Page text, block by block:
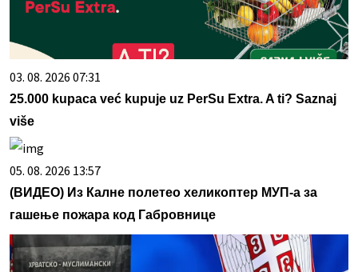
03. 08. 2026 07:31
25.000 kupaca već kupuje uz PerSu Extra. A ti? Saznaj
više
05. 08. 2026 13:57
(ВИДЕО) Из Калне полетео хеликоптер МУП-а за
гашење пожара код Габровнице